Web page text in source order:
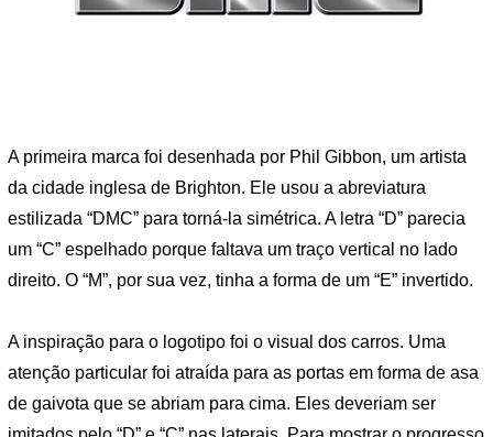
A primeira marca foi desenhada por Phil Gibbon, um artista
da cidade inglesa de Brighton. Ele usou a abreviatura
estilizada “DMC” para torná-la simétrica. A letra “D” parecia
um “C” espelhado porque faltava um traço vertical no lado
direito. O “M”, por sua vez, tinha a forma de um “E” invertido.
A inspiração para o logotipo foi o visual dos carros. Uma
atenção particular foi atraída para as portas em forma de asa
de gaivota que se abriam para cima. Eles deveriam ser